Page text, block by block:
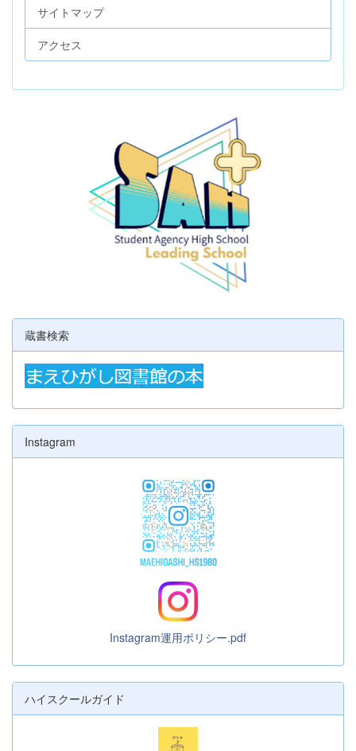
サイトマップ
アクセス
蔵書検索
Instagram
Instagram運用ポリシー.pdf
ハイスクールガイド